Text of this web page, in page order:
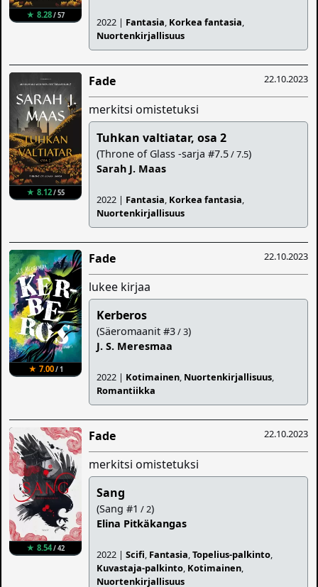
★ 8.28/ 57 2022 | Fantasia, Korkea fantasia,
Nuortenkirjallisuus
★ 8.12/ 55
22.10.2023
Fade
merkitsi omistetuksi
Tuhkan valtiatar, osa 2
(Throne of Glass -sarja #7.5/ 7.5)
Sarah J. Maas
2022 | Fantasia, Korkea fantasia,
Nuortenkirjallisuus
★ 7.00/ 1
22.10.2023
Fade
lukee kirjaa
Kerberos
(Säeromaanit #3/ 3)
J. S. Meresmaa
2022 | Kotimainen, Nuortenkirjallisuus,
Romantiikka
★ 8.54/ 42
22.10.2023
Fade
merkitsi omistetuksi
Sang
(Sang #1 / 2)
Elina Pitkäkangas
2022 |Scifi, Fantasia,Topelius-palkinto,
Kuvastaja-palkinto, Kotimainen,
Nuortenkirjallisuus